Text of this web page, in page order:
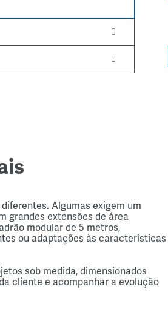
Algumas exigem um
grandes extensões de área
modular de 5 metros,
ou adaptações às características
sob medida, dimensionados
cliente e acompanhar a evolução